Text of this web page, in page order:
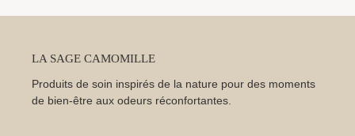
LA SAGE CAMOMILLE
Produits de soin inspirés de la nature pour des moments
de bien-être aux odeurs réconfortantes.